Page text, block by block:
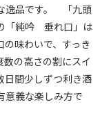
逸品です。 「九頭
「純吟 垂れ口」は
味わいで、すっき
数の高さの割にスイ
間少しずつ利き酒
意義な楽しみ方で